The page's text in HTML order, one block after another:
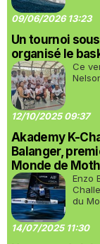
09/06/2026 13:23
Un tournoi sous
organisé le
Ce
12/10/2025 09:37
Akademy K-
Balanger,
Monde de
Enzo
du
14/07/2025 11:30